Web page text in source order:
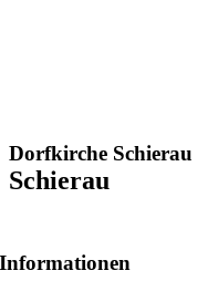
Dorfkirche Schierau
Schierau
Informationen